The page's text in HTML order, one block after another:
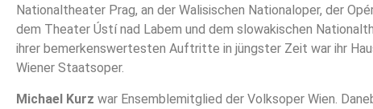
Nationaltheater Prag, an der Walisischen Nationaloper, der
dem Theater Ústí nad Labem und dem slowakischen
ihrer bemerkenswertesten Auftritte in jüngster Zeit war ihr
Wiener Staatsoper.
Michael Kurz war Ensemblemitglied der Volksoper Wien.